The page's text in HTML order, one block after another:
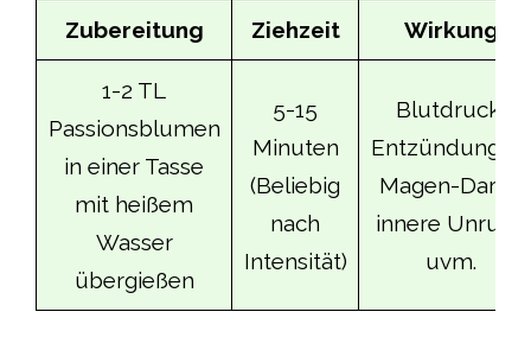
Zubereitung Ziehzeit Wirkung
1-2 TL
Passionsblumen
in einer Tasse
mit heißem
Wasser
übergießen
5-15
Minuten
(Beliebig
nach
Intensität)
Blutdruck,
Entzündungen,
Magen-Darm,
innere Unruhe
uvm.